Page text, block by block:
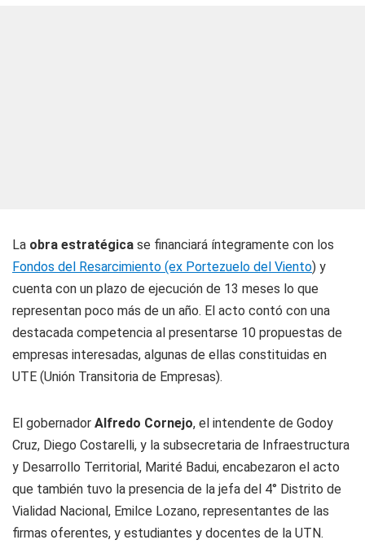
La obra estratégica se financiará íntegramente con los
Fondos del Resarcimiento (ex Portezuelo del Viento) y
cuenta con un plazo de ejecución de 13 meses lo que
representan poco más de un año. El acto contó con una
destacada competencia al presentarse 10 propuestas de
empresas interesadas, algunas de ellas constituidas en
UTE (Unión Transitoria de Empresas).
El gobernador Alfredo Cornejo, el intendente de Godoy
Cruz, Diego Costarelli, y la subsecretaria de Infraestructura
y Desarrollo Territorial, Marité Badui, encabezaron el acto
que también tuvo la presencia de la jefa del 4° Distrito de
Vialidad Nacional, Emilce Lozano, representantes de las
firmas oferentes, y estudiantes y docentes de la UTN.